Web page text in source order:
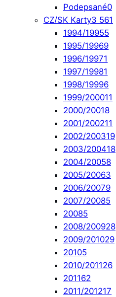
Podepsané0
CZ/SK Karty3 561
1994/19955
1995/19969
1996/19971
1997/19981
1998/19996
1999/200011
2000/20018
2001/200211
2002/200319
2003/200418
2004/20058
2005/20063
2006/20079
2007/20085
20085
2008/200928
2009/201029
20105
2010/201126
201162
2011/201217